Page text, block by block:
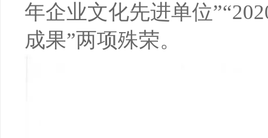
年企业文化先进单位
成果”两项殊荣。